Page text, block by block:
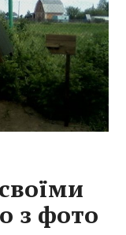
з фото